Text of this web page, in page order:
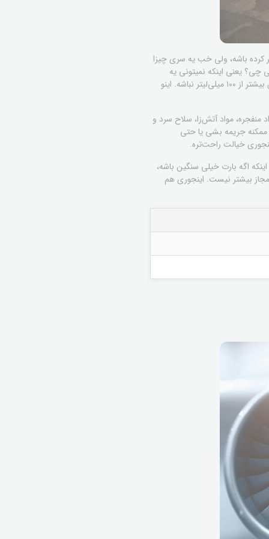
کرده باشه، ولی خب یه سری چیزا
یعنی اینکه نمیتونی یه
بطری بزرگ شامپو یا کرم با خودت ببری تو هواپیما. فقط میتونی یه سری ظرف‌های کوچیک با خودت ببری که حجمشون بیشتر از ۱۰۰ میلی‌لیتر نباشه. اینو
منفجره، مواد آتش‌زا، سلاح سرد و
ممکنه جریمه بشی یا حتی
خیالت راحت‌تره.
اگه بارت خیلی سنگین باشه،
بیشتر نیست. اینجوری هم